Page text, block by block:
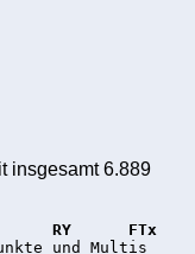
insgesamt 6.889
CALL	ERGEB	QSO	CW	PH	RY	FTx